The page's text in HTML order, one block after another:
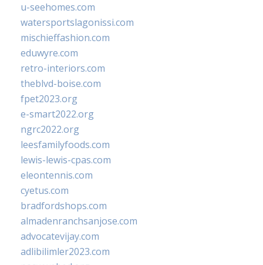
u-seehomes.com
watersportslagonissi.com
mischieffashion.com
eduwyre.com
retro-interiors.com
theblvd-boise.com
fpet2023.org
e-smart2022.org
ngrc2022.org
leesfamilyfoods.com
lewis-lewis-cpas.com
eleontennis.com
cyetus.com
bradfordshops.com
almadenranchsanjose.com
advocatevijay.com
adlibilimler2023.com